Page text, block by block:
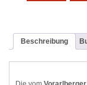
Beschreibung